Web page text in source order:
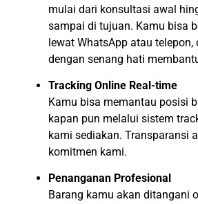
mulai dari konsultasi awal
sampai di tujuan. Kamu bisa
lewat WhatsApp atau telepon,
dengan senang hati
Tracking Online Real-time
Kamu bisa memantau posisi
kapan pun melalui sistem
kami sediakan. Transparansi
komitmen kami.
Penanganan Profesional
Barang kamu akan ditangani